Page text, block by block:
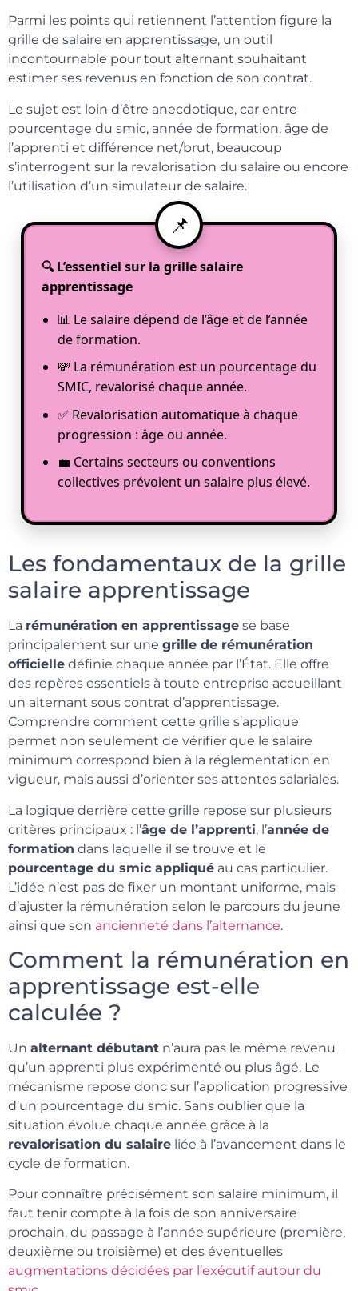
Parmi les points qui retiennent l’attention figure la
grille de salaire en apprentissage, un outil
incontournable pour tout alternant souhaitant
estimer ses revenus en fonction de son contrat.
Le sujet est loin d’être anecdotique, car entre
pourcentage du smic, année de formation, âge de
l’apprenti et différence net/brut, beaucoup
s’interrogent sur la revalorisation du salaire ou encore
l’utilisation d’un simulateur de salaire.
🔍 L’essentiel sur la grille salaire
apprentissage
📊 Le salaire dépend de l’âge et de l’année
de formation.
💸 La rémunération est un pourcentage du
SMIC, revalorisé chaque année.
✅ Revalorisation automatique à chaque
progression : âge ou année.
💼 Certains secteurs ou conventions
collectives prévoient un salaire plus élevé.
Les fondamentaux de la grille
salaire apprentissage
La rémunération en apprentissage se base
principalement sur une grille de rémunération
officielle définie chaque année par l’État. Elle offre
des repères essentiels à toute entreprise accueillant
un alternant sous contrat d’apprentissage.
Comprendre comment cette grille s’applique
permet non seulement de vérifier que le salaire
minimum correspond bien à la réglementation en
vigueur, mais aussi d’orienter ses attentes salariales.
La logique derrière cette grille repose sur plusieurs
critères principaux : l’âge de l’apprenti, l’année de
formation dans laquelle il se trouve et le
pourcentage du smic appliqué au cas particulier.
L’idée n’est pas de fixer un montant uniforme, mais
d’ajuster la rémunération selon le parcours du jeune
ainsi que son ancienneté dans l’alternance.
Comment la rémunération en
apprentissage est-elle
calculée ?
Un alternant débutant n’aura pas le même revenu
qu’un apprenti plus expérimenté ou plus âgé. Le
mécanisme repose donc sur l’application progressive
d’un pourcentage du smic. Sans oublier que la
situation évolue chaque année grâce à la
revalorisation du salaire liée à l’avancement dans le
cycle de formation.
Pour connaître précisément son salaire minimum, il
faut tenir compte à la fois de son anniversaire
prochain, du passage à l’année supérieure (première,
deuxième ou troisième) et des éventuelles
augmentations décidées par l’exécutif autour du